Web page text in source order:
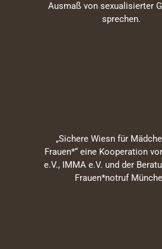
Ausmaß von sexualisierter
sprechen.
„Sichere Wiesn für
Frauen*“ eine Kooperation
e.V., IMMA e.V. und der
Frauen*notruf